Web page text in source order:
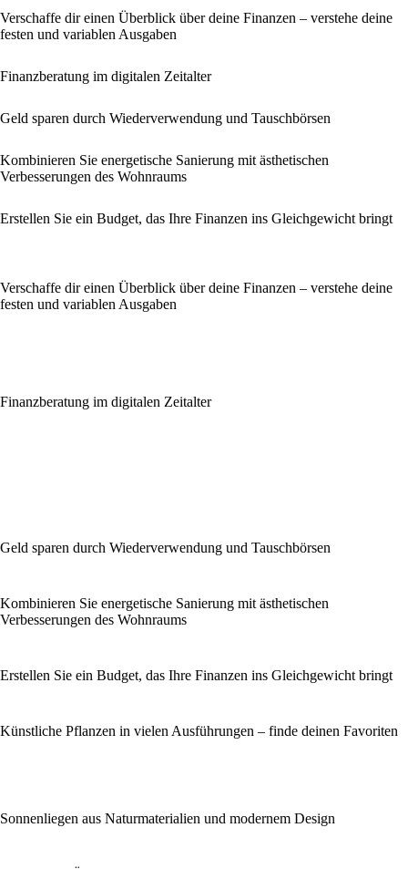
Verschaffe dir einen Überblick über deine Finanzen – verstehe deine
festen und variablen Ausgaben
Finanzberatung im digitalen Zeitalter
Geld sparen durch Wiederverwendung und Tauschbörsen
Kombinieren Sie energetische Sanierung mit ästhetischen
Verbesserungen des Wohnraums
Erstellen Sie ein Budget, das Ihre Finanzen ins Gleichgewicht bringt
Verschaffe dir einen Überblick über deine Finanzen – verstehe deine
festen und variablen Ausgaben
Finanzberatung im digitalen Zeitalter
Geld sparen durch Wiederverwendung und Tauschbörsen
Kombinieren Sie energetische Sanierung mit ästhetischen
Verbesserungen des Wohnraums
Erstellen Sie ein Budget, das Ihre Finanzen ins Gleichgewicht bringt
Künstliche Pflanzen in vielen Ausführungen – finde deinen Favoriten
Sonnenliegen aus Naturmaterialien und modernem Design